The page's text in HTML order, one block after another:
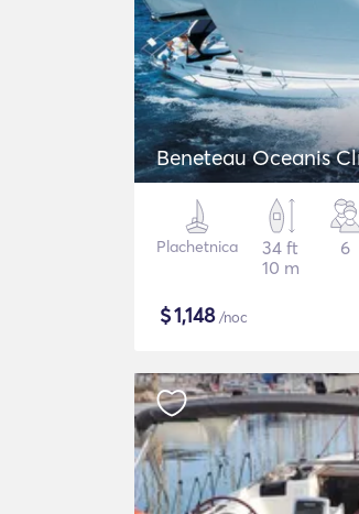
Beneteau Oceanis
Plachetnica
34 ft
10 m
6
$1,148/noc